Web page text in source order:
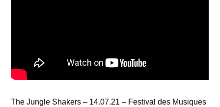
The Jungle Shakers – 14.07.21 – Festival des Musiques